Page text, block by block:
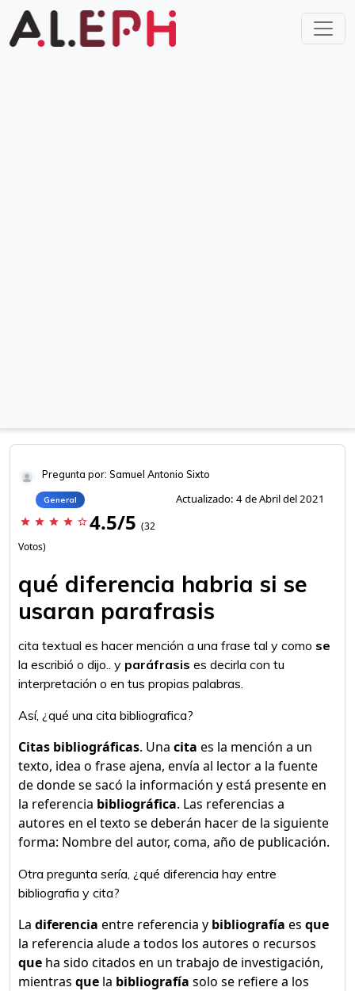
Pregunta por: Samuel Antonio Sixto
General Actualizado: 4 de Abril del 2021
star star star star star_border 4.5/5 (32
Votos)
qué diferencia habria si se
usaran parafrasis
cita textual es hacer mención a una frase tal y como se
la escribió o dijo.. y paráfrasis es decirla con tu
interpretación o en tus propias palabras.
Así, ¿qué una cita bibliografica?
Citas bibliográficas. Una cita es la mención a un
texto, idea o frase ajena, envía al lector a la fuente
de donde se sacó la información y está presente en
la referencia bibliográfica. Las referencias a
autores en el texto se deberán hacer de la siguiente
forma: Nombre del autor, coma, año de publicación.
Otra pregunta sería, ¿qué diferencia hay entre
bibliografia y cita?
La diferencia entre referencia y bibliografía es que
la referencia alude a todos los autores o recursos
que ha sido citados en un trabajo de investigación,
mientras que la bibliografía solo se refiere a los